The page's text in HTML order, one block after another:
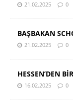
21.02.2025 0
BAŞBAKAN
21.02.2025 0
HESSEN’DEN
16.02.2025 0